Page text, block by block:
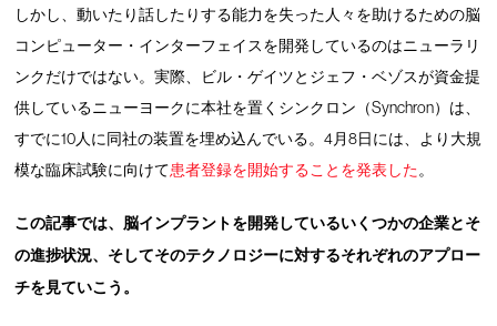
しかし、動いたり話したりする能力を失った人々を助けるための脳
コンピューター・インターフェイスを開発しているのはニューラリ
ンクだけではない。実際、ビル・ゲイツとジェフ・ベゾスが資金提
供しているニューヨークに本社を置くシンクロン（Synchron）は、
すでに10人に同社の装置を埋め込んでいる。4月8日には、より大規
模な臨床試験に向けて患者登録を開始することを発表した。
この記事では、脳インプラントを開発しているいくつかの企業とそ
の進捗状況、そしてそのテクノロジーに対するそれぞれのアプロー
チを見ていこう。